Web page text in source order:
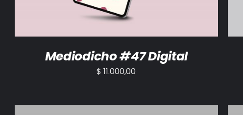
Mediodicho #47 Digital
$ 11.000,00